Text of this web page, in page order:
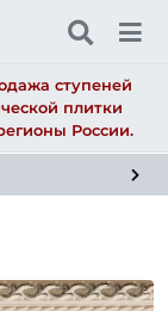
ступеней
плитки
России.